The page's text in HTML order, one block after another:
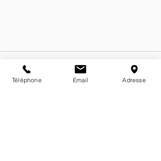
Téléphone Email Adresse